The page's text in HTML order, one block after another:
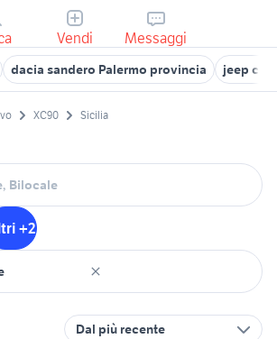
Vendi Messaggi
dacia sandero Palermo provincia jeep
XC90 Sicilia
+2
Dal più recente